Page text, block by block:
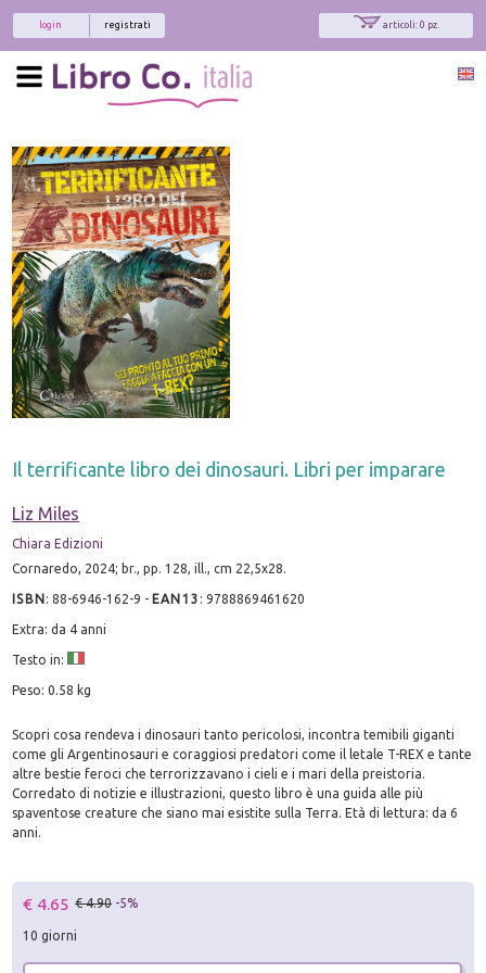
articoli: 0 pz.
registrati
login
Il terrificante libro dei dinosauri. Libri per imparare
Liz Miles
Chiara Edizioni
Cornaredo, 2024; br., pp. 128, ill., cm 22,5x28.
ISBN:88-6946-162-9 - EAN13 :9788869461620
Extra: da 4 anni
Testo in:
Peso: 0.58 kg
Scopri cosa rendeva i dinosauri tanto pericolosi, incontra temibili giganti
come gli Argentinosauri e coraggiosi predatori come il letale T-REX e tante
altre bestie feroci che terrorizzavano i cieli e i mari della preistoria.
Corredato di notizie e illustrazioni, questo libro è una guida alle più
spaventose creature che siano mai esistite sulla Terra. Età di lettura: da 6
anni.
€ 4.65 € 4.90 -5%
10 giorni